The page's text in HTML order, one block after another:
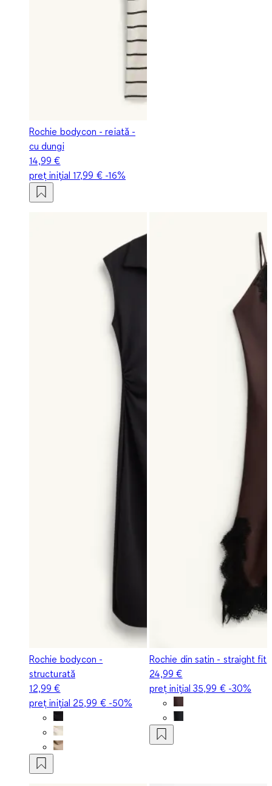
Rochie bodycon - reiată -
cu dungi
14,99 €
preț inițial17,99 €-16%
Rochie bodycon -
structurată
12,99 €
preț inițial 25,99 €-50%
Rochie din satin - straight fit
24,99 €
preț inițial35,99 €-30%